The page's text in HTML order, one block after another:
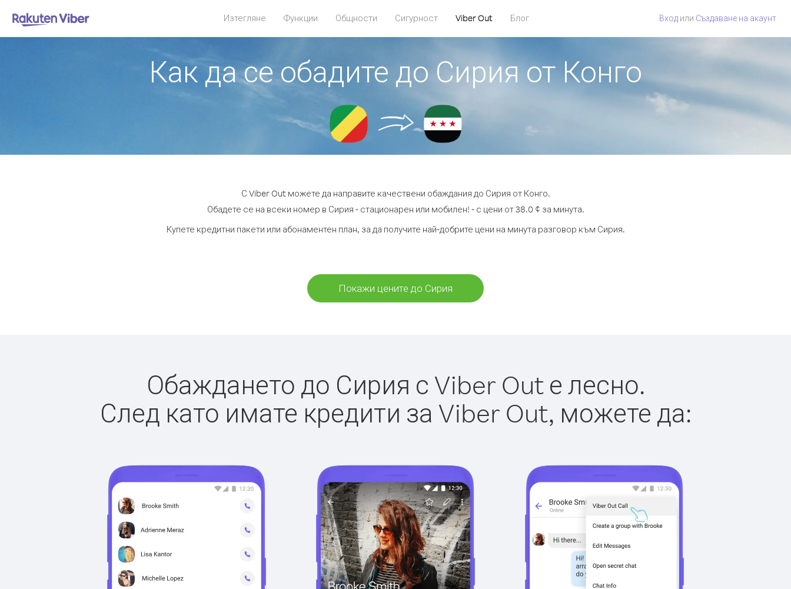
Изтегляне Функции Общности Сигурност Viber Out Блог Вход или Създаване на акаунт
Как да се обадите до Сирия от Конго
С Viber Out можете да направите качествени обаждания до Сирия от Конго.
Обадете се на всеки номер в Сирия - стационарен или мобилен! - с цени от 38.0 ¢ за минута.
Купете кредитни пакети или абонаментен план, за да получите най-добрите цени на минута разговор към Сирия.
Покажи цените до Сирия
Обаждането до Сирия с Viber Out е лесно.
След като имате кредити за Viber Out, можете да: